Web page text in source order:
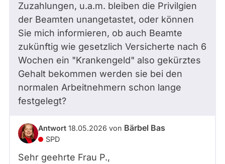
Zuzahlungen, u.a.m. bleiben die Privilgien
der Beamten unangetastet, oder können
Sie mich informieren, ob auch Beamte
zukünftig wie gesetzlich Versicherte nach 6
Wochen ein "Krankengeld" also gekürztes
Gehalt bekommen werden sie bei den
normalen Arbeitnehmern schon lange
festgelegt?
Antwort 18.05.2026 von Bärbel Bas
SPD
Sehr geehrte Frau P.,